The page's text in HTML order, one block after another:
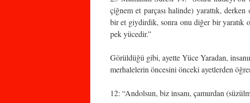
çiğnem et parçası halinde) yarattık,
bir et giydirdik, sonra onu diğer bir yaratık
pek yücedir.”
Görüldüğü gibi, ayette Yüce Yaradan,
merhalelerin öncesini önceki ayetlerden
12: “Andolsun, biz insanı, çamurdan